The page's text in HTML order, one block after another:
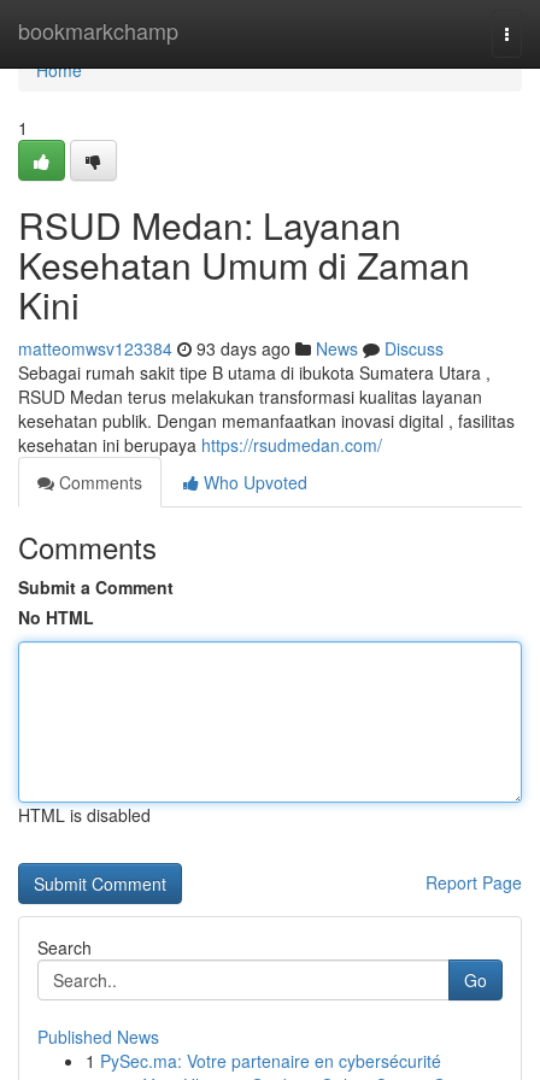
bookmarkchamp
Home
Home
1
RSUD Medan: Layanan
Kesehatan Umum di Zaman
Kini
matteomwsv123384 93 days ago News
Discuss
Sebagai rumah sakit tipe B utama di ibukota Sumatera Utara ,
RSUD Medan terus melakukan transformasi kualitas layanan
kesehatan publik. Dengan memanfaatkan inovasi digital , fasilitas
kesehatan ini berupaya https://rsudmedan.com/
Comments
Who Upvoted
Comments
Submit a Comment
No HTML
HTML is disabled
Report Page
Search
Go
Published News
1 PySec.ma: Votre partenaire en cybersécurité